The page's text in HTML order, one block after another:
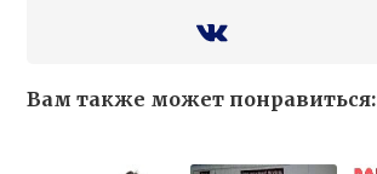
Вам также может понравиться: